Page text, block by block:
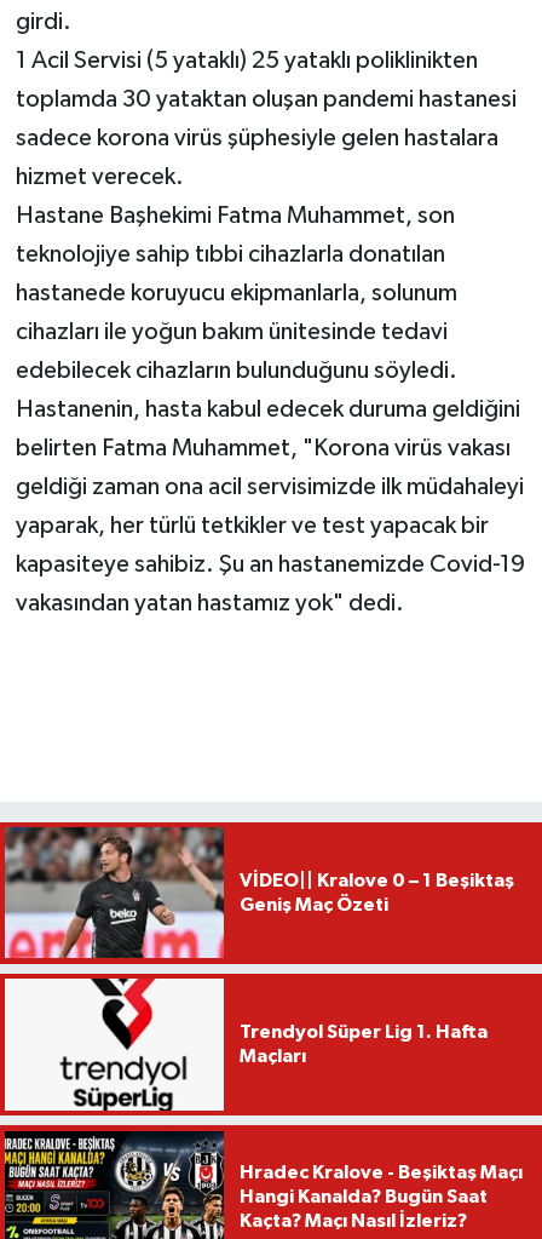
girdi.
1 Acil Servisi (5 yataklı) 25 yataklı poliklinikten
toplamda 30 yataktan oluşan pandemi hastanesi
sadece korona virüs şüphesiyle gelen hastalara
hizmet verecek.
Hastane Başhekimi Fatma Muhammet, son
teknolojiye sahip tıbbi cihazlarla donatılan
hastanede koruyucu ekipmanlarla, solunum
cihazları ile yoğun bakım ünitesinde tedavi
edebilecek cihazların bulunduğunu söyledi.
Hastanenin, hasta kabul edecek duruma geldiğini
belirten Fatma Muhammet, "Korona virüs vakası
geldiği zaman ona acil servisimizde ilk müdahaleyi
yaparak, her türlü tetkikler ve test yapacak bir
kapasiteye sahibiz. Şu an hastanemizde Covid-19
vakasından yatan hastamız yok" dedi.
VİDEO|| Kralove 0 – 1 Beşiktaş
Geniş Maç Özeti
Trendyol Süper Lig 1. Hafta
Maçları
Hradec Kralove - Beşiktaş Maçı
Hangi Kanalda? Bugün Saat
Kaçta? Maçı Nasıl İzleriz?